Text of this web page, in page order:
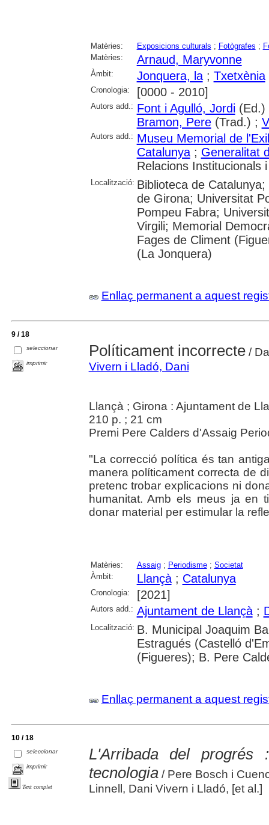
Matèries: Exposicions culturals ; Fotògrafes ;
Matèries:
Arnaud, Maryvonne
Àmbit: Jonquera, la; Txetxènia
Cronologia: [0000 - 2010]
Autors add.: Font i Agulló, Jordi
Bramon, Pere(Trad.) ;
Autors add.: Museu Memorial de
Catalunya; Generalitat
Relacions Institucionals
Localització: Biblioteca de
de Girona; Universitat
Pompeu Fabra;
Virgili; Memorial
Fages de Climent
(La Jonquera)
Enllaç permanent a aquest
9 / 18
seleccionar
imprimir
Políticament incorrecte/
Vivern i Lladó, Dani
Llançà ; Girona : Ajuntament de
210 p. ; 21 cm
Premi Pere Calders d'Assaig
"La correcció política és tan
manera políticament correcta de
pretenc trobar explicacions ni
humanitat. Amb els meus ja en
donar material per estimular la
Matèries: Assaig; Periodisme; Societat
Àmbit:
Llançà; Catalunya
Cronologia: [2021]
Autors add.: Ajuntament de Llançà;
Localització: B. Municipal Joaquim
Estragués (Castelló
(Figueres); B. Pere
Enllaç permanent a aquest
10 / 18
seleccionar
imprimir
Text complet
L'Arribada del
tecnologia/ Pere Bosch i
Linnell, Dani Vivern i Lladó, [et al.]